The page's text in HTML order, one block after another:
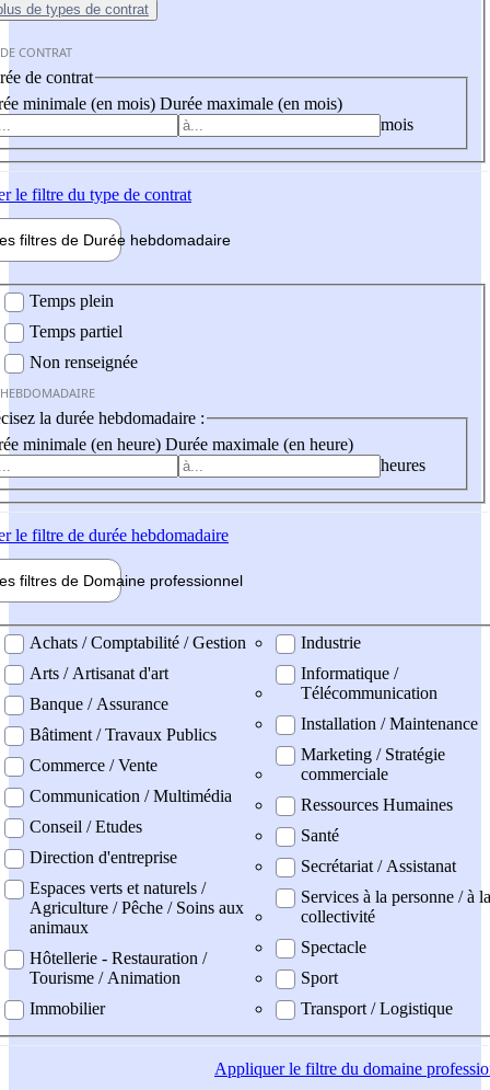
de types de contrat
CONTRAT
de contrat
minimale (en mois) Durée maximale (en mois)
mois
le filtre du type de contrat
filtres de Durée hebdomadaire
Temps plein
Temps partiel
Non renseignée
la durée hebdomadaire :
minimale (en heure) Durée maximale (en heure)
heures
le filtre de durée hebdomadaire
filtres de Domaine professionnel
professionel
Achats / Comptabilité / Gestion
Arts / Artisanat d'art
Banque / Assurance
Bâtiment / Travaux Publics
Commerce / Vente
Communication / Multimédia
Conseil / Etudes
Direction d'entreprise
Espaces verts et naturels /
Agriculture / Pêche / Soins aux
animaux
Hôtellerie - Restauration /
Tourisme / Animation
Immobilier
Industrie
Informatique /
Télécommunication
Installation / Maintenance
Marketing / Stratégie
commerciale
Ressources Humaines
Santé
Secrétariat / Assistanat
Services à la personne / à la
collectivité
Spectacle
Sport
Transport / Logistique
Appliquerle filtre du domaine